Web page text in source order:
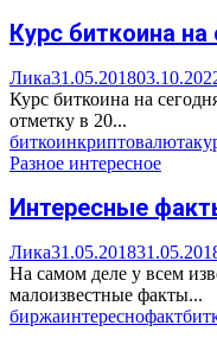
Курс биткоина
Лика31.05.2018
Курс биткоина на
отметку в 20...
биткоинкриптовалюта
Разное интересное
Интересные
Лика31.05.2018
На самом деле у всем
малоизвестные факты...
биржаинтереснофакт